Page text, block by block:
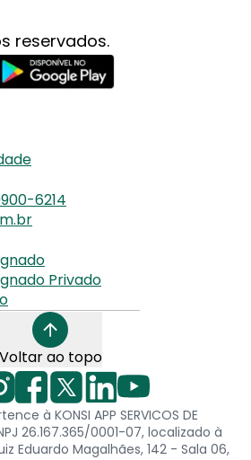
reservados.
6214
Privado
Voltar ao topo
à KONSI APP SERVICOS DE
26.167.365/0001-07, localizado à
Eduardo Magalhães, 142 - Sala 06,